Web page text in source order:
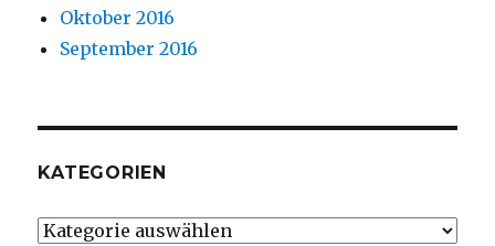
Oktober 2016
September 2016
KATEGORIEN
Kategorien